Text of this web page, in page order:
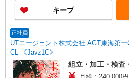
キープ
正社員
UTエージェント株式会社 AGT東海第
CL 《Javz1C》
組立・加工・検査